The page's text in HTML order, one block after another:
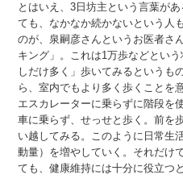
とはいえ、3日坊主という言葉が
ても、なかなか続かないという人
のが、泉嗣彦さんというお医者さ
キング」。これは1万歩などとい
しだけ多く」歩いてみるというも
ら、室内でもより多く歩くことを
エスカレーターに乗らずに階段を
車に乗らず、せっせと歩く。前を
い越してみる。このように日常生
動量）を増やしていく。それだけ
ても、健康維持には十分に役立つ